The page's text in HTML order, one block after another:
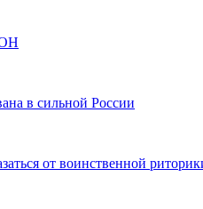
в сильной России
от воинственной